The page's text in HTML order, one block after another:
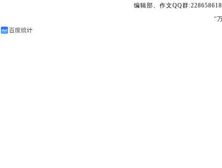
编辑部、作文QQ群
“